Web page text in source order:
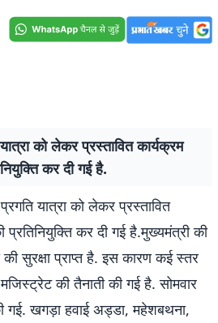
को लेकर प्रस्तावित कार्यक्रम
कर दी गई है.
यात्रा को लेकर प्रस्तावित
प्रतिनियुक्ति कर दी गई है.मुख्यमंत्री की
सुरक्षा प्राप्त है. इस कारण कई स्तर
की तैनाती की गई है. सोमवार
गई. खगड़ा हवाई अड्डा, महेशबथना,